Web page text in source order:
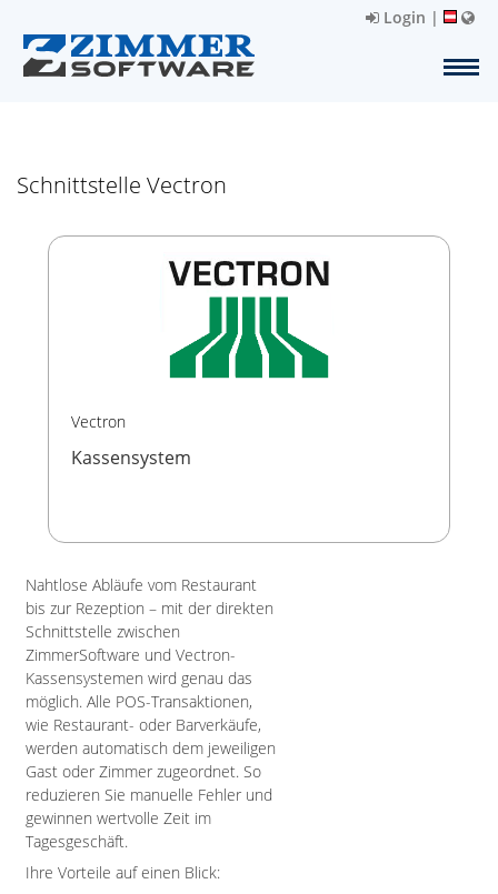
Login |
Schnittstelle Vectron
Vectron
Kassensystem
Nahtlose Abläufe vom Restaurant
bis zur Rezeption – mit der direkten
Schnittstelle zwischen
ZimmerSoftware und Vectron-
Kassensystemen wird genau das
möglich. Alle POS-Transaktionen,
wie Restaurant- oder Barverkäufe,
werden automatisch dem jeweiligen
Gast oder Zimmer zugeordnet. So
reduzieren Sie manuelle Fehler und
gewinnen wertvolle Zeit im
Tagesgeschäft.
Ihre Vorteile auf einen Blick: